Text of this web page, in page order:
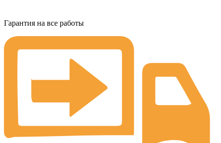
Гарантия на все работы